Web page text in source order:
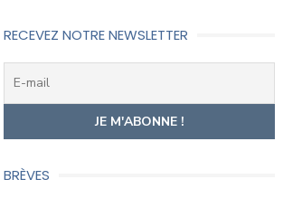
RECEVEZ NOTRE NEWSLETTER
BRÈVES